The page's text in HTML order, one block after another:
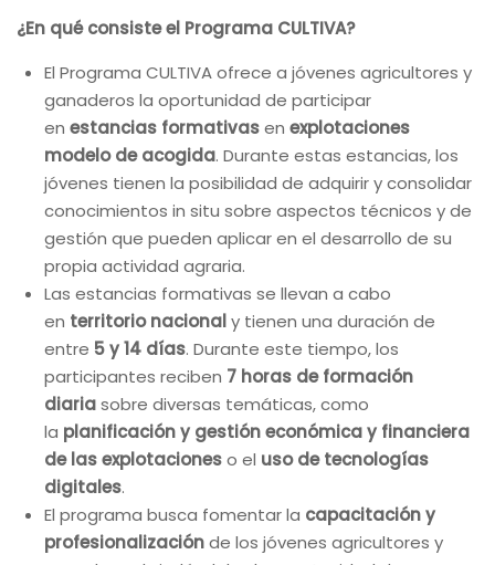
¿En qué consiste el Programa CULTIVA?
El Programa CULTIVA ofrece a jóvenes agricultores y
ganaderos la oportunidad de participar
en estancias formativasen explotaciones
modelo de acogida. Durante estas estancias, los
jóvenes tienen la posibilidad de adquirir y consolidar
conocimientos in situ sobre aspectos técnicos y de
gestión que pueden aplicar en el desarrollo de su
propia actividad agraria.
Las estancias formativas se llevan a cabo
en territorio nacionaly tienen una duración de
entre 5 y 14 días. Durante este tiempo, los
participantes reciben 7 horas de formación
diariasobre diversas temáticas, como
la planificación y gestión económica y financiera
de las explotacioneso el uso de tecnologías
digitales.
El programa busca fomentar la capacitación y
profesionalizaciónde los jóvenes agricultores y